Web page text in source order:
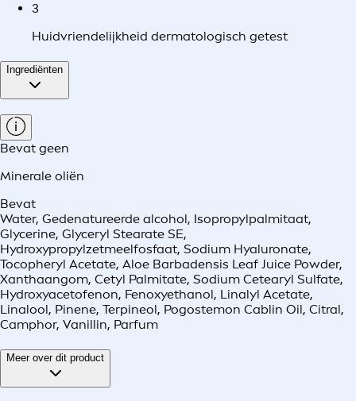
3
Huidvriendelijkheid dermatologisch getest
Ingrediënten
Bevat geen
Minerale oliën
Bevat
Water, Gedenatureerde alcohol, Isopropylpalmitaat,
Glycerine, Glyceryl Stearate SE,
Hydroxypropylzetmeelfosfaat, Sodium Hyaluronate,
Tocopheryl Acetate, Aloe Barbadensis Leaf Juice Powder,
Xanthaangom, Cetyl Palmitate, Sodium Cetearyl Sulfate,
Hydroxyacetofenon, Fenoxyethanol, Linalyl Acetate,
Linalool, Pinene, Terpineol, Pogostemon Cablin Oil, Citral,
Camphor, Vanillin, Parfum
Meer over dit product